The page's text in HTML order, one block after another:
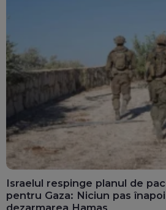
Israelul respinge planul de
pentru Gaza: Niciun pas